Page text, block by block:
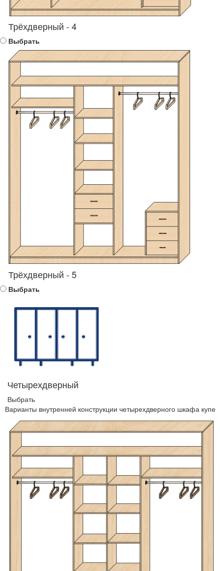
Трёхдверный - 4
Выбрать
Трёхдверный - 5
Выбрать
Четырехдверный
Выбрать
Варианты внутренней конструкции четырехдверного шкафа купе